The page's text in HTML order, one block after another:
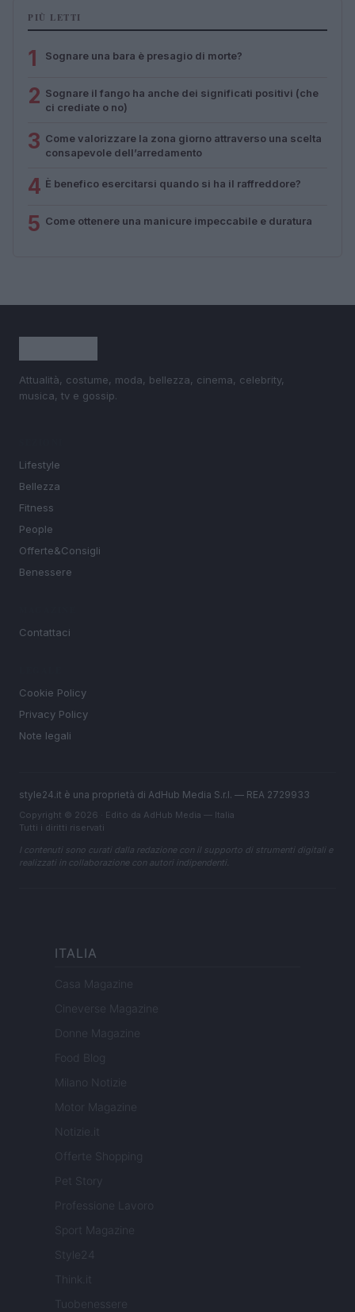
PIÙ LETTI
1 Sognare una bara è presagio di morte?
2 Sognare il fango ha anche dei significati positivi (che
ci crediate o no)
3 Come valorizzare la zona giorno attraverso una scelta
consapevole dell’arredamento
4 È benefico esercitarsi quando si ha il raffreddore?
5 Come ottenere una manicure impeccabile e duratura
Attualità, costume, moda, bellezza, cinema, celebrity,
musica, tv e gossip.
Lifestyle
Bellezza
Fitness
People
Offerte&Consigli
Benessere
Contattaci
Cookie Policy
Privacy Policy
Note legali
style24.it è una proprietà di AdHub Media S.r.l. — REA 2729933
Copyright © 2026 · Edito da AdHub Media — Italia
Tutti i diritti riservati
I contenuti sono curati dalla redazione con il supporto di strumenti digitali e
realizzati in collaborazione con autori indipendenti.
ITALIA
Casa Magazine
Cineverse Magazine
Donne Magazine
Food Blog
Milano Notizie
Motor Magazine
Notizie.it
Offerte Shopping
Pet Story
Professione Lavoro
Sport Magazine
Style24
Think.it
Tuobenessere